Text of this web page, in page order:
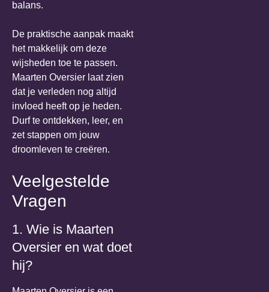
balans.
De praktische aanpak maakt
het makkelijk om deze
wijsheden toe te passen.
Maarten Oversier laat zien
dat je verleden nog altijd
invloed heeft op je heden.
Durf te ontdekken, leer, en
zet stappen om jouw
droomleven te creëren.
Veelgestelde
Vragen
1. Wie is Maarten
Oversier en wat doet
hij?